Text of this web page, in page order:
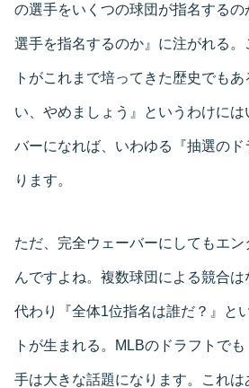
の選手をいくつの球団が指名する
選手を指名するのか』に注がれる
トがこれまで培ってきた歴史でも
い、やめましょう』というわけに
バーになれば、いわゆる『抽選の
ります。
ただ、完全ウェーバーにしてもエン
んですよね。複数球団による競合
代わり『全体1位指名は誰だ？』と
トが生まれる。MLBのドラフトで
手は大きな話題になります。これ